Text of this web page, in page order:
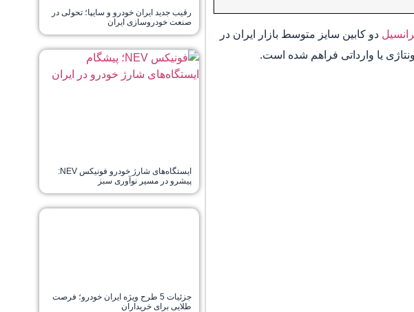
دو کابین سایز متوسط بازار ایران در
یا وارداتی فراهم شده است.
رقیب جدید ایران خودرو و سایپا؛ تحولی در
صنعت خودروسازی ایران
ایستگاه‌های شارژ خودرو فونیکس NEV:
پیشرو در مسیر نوآوری سبز
جزئیات 5 طرح ویژه ایران خودرو؛ فرصت
طلایی برای خریداران